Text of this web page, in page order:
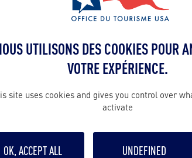
Union Station est la gare d’Ogden, jolie
SITE CULTUREL
UTILISONS DES COOKIES POUR
VOTRE EXPÉRIENCE.
site uses cookies and gives you control over
activate
OK, ACCEPT ALL UNDEFINED